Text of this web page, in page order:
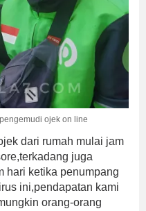
ojek on line
dari rumah mulai jam
juga
hari ketika penumpang
ini,pendapatan kami
orang-orang